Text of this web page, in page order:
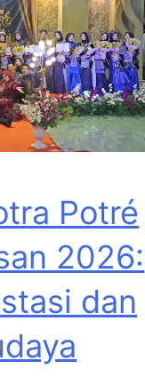
Potré
2026:
dan